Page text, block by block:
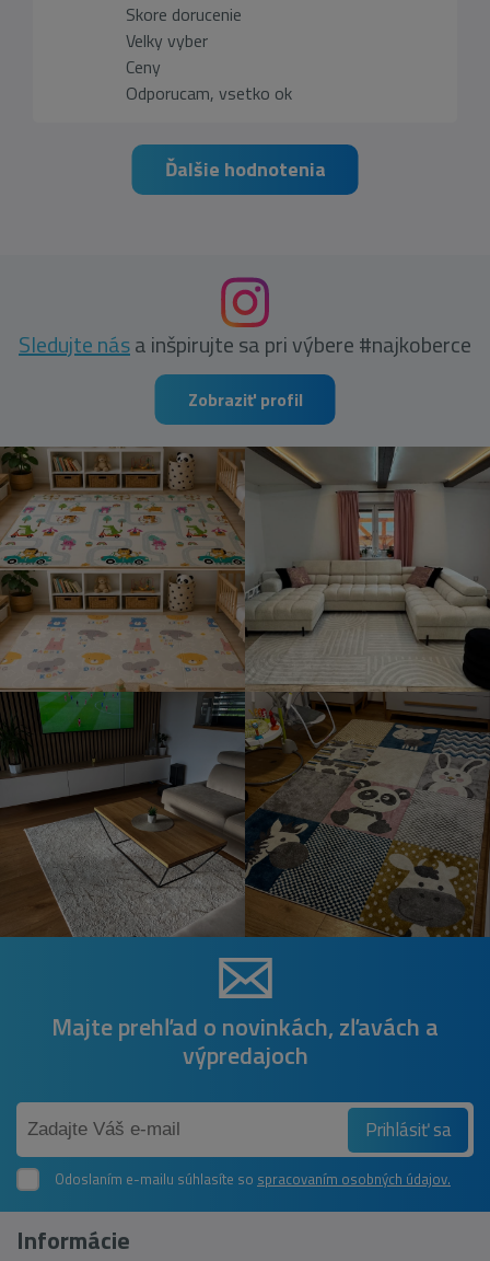
Skore dorucenie
Velky vyber
Ceny
Odporucam, vsetko ok
Ďalšie hodnotenia
Sledujte nása inšpirujte sa pri výbere #najkoberce
Zobraziť profil
Majte prehľad o novinkách, zľavách a
výpredajoch
Prihlásiť sa
Odoslaním e-mailu súhlasíte so spracovaním osobných údajov.
Informácie